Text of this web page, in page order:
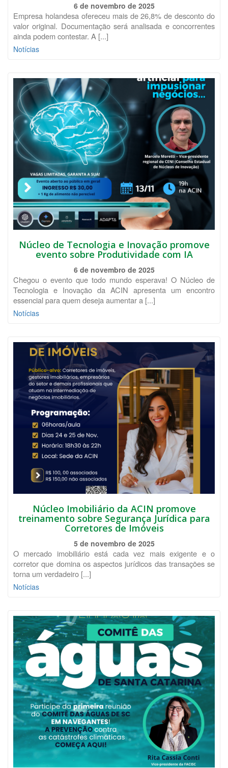
6 de novembro de 2025
Empresa holandesa ofereceu mais de 26,8% de desconto do
valor original. Documentação será analisada e concorrentes
ainda podem contestar. A [...]
Notícias
Núcleo de Tecnologia e Inovação promove
evento sobre Produtividade com IA
6 de novembro de 2025
Chegou o evento que todo mundo esperava! O Núcleo de
Tecnologia e Inovação da ACIN apresenta um encontro
essencial para quem deseja aumentar a [...]
Notícias
Núcleo Imobiliário da ACIN promove
treinamento sobre Segurança Jurídica para
Corretores de Imóveis
5 de novembro de 2025
O mercado imobiliário está cada vez mais exigente e o
corretor que domina os aspectos jurídicos das transações se
torna um verdadeiro [...]
Notícias